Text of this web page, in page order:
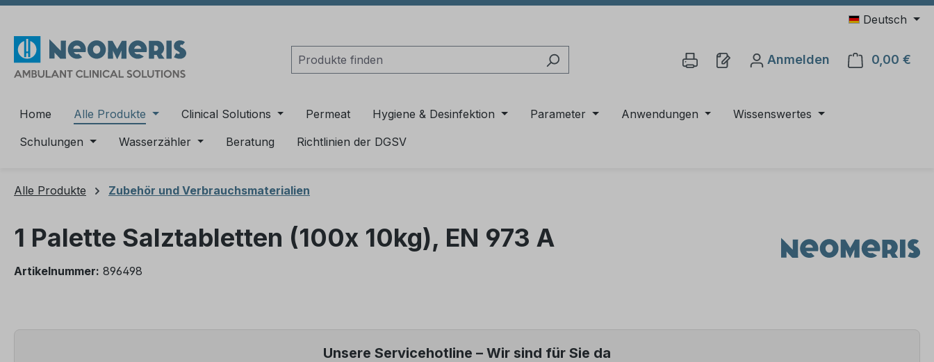
Deutsch
Anmelden 0,00 €
Home Alle Produkte Clinical Solutions Permeat Hygiene & Desinfektion Parameter Anwendungen
Wissenswertes
Schulungen
Wasserzähler Beratung Richtlinien der DGSV
Alle Produkte Zubehör und Verbrauchsmaterialien
1 Palette Salztabletten (100x 10kg), EN 973 A
Artikelnummer: 896498
Unsere Servicehotline – Wir sind für Sie da